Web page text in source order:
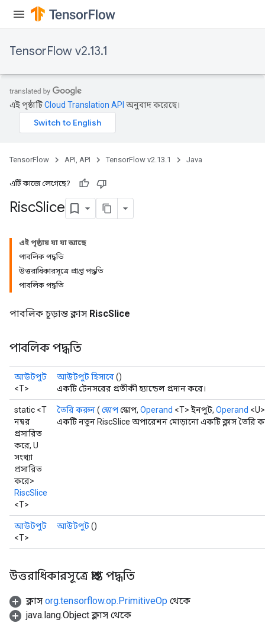
TensorFlow v2.13.1
এই পৃষ্ঠাটিCloud Translation API অনুবাদ করেছে।
TensorFlow API, API TensorFlow v2.13.1 Java
এটি কাজে লেগেছে?
RiscSlice
এই পৃষ্ঠায় যা যা আছে
পাবলিক পদ্ধতি
উত্তরাধিকারসূত্রে প্রাপ্ত পদ্ধতি
পাবলিক পদ্ধতি
পাবলিক চূড়ান্ত ক্লাস RiscSlice
পাবলিক পদ্ধতি
আউটপুট
<T>
আউটপুট হিসাবে()
একটি টেনসরের প্রতীকী হ্যান্ডেল প্রদান করে।
static <T
নম্বর
প্রসারিত
করে, U
সংখ্যা
প্রসারিত
করে>
RiscSlice
<T>
তৈরি করুন( স্কোপস্কোপ, Operand <T> ইনপুট, Operand
একটি নতুন RiscSlice অপারেশন মোড়ানো একটি ক্লাস তৈরি
আউটপুট
<T>
আউটপুট()
উত্তরাধিকারসূত্রে প্রাপ্ত পদ্ধতি
ক্লাস org.tensorflow.op.PrimitiveOp থেকে
java.lang.Object ক্লাস থেকে